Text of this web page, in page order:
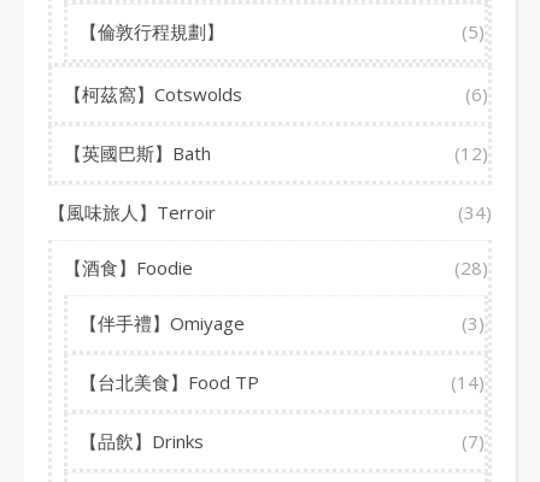
【倫敦行程規劃】 (5)
【柯茲窩】Cotswolds (6)
【英國巴斯】Bath (12)
【風味旅人】Terroir (34)
【酒食】Foodie (28)
【伴手禮】Omiyage (3)
【台北美食】Food TP (14)
【品飲】Drinks (7)